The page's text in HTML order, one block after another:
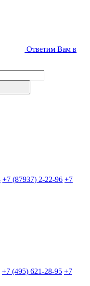
Ответим Вам в
+7 (87937) 2-22-96 +7
+7 (495) 621-28-95 +7